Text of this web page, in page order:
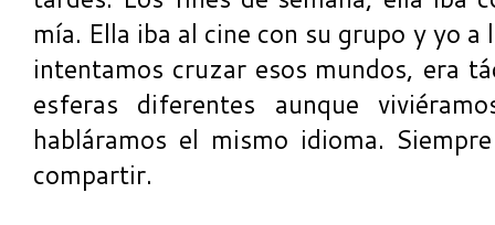
mía. Ella iba al cine con su grupo y yo
intentamos cruzar esos mundos, era
esferas diferentes aunque
habláramos el mismo idioma.
compartir.